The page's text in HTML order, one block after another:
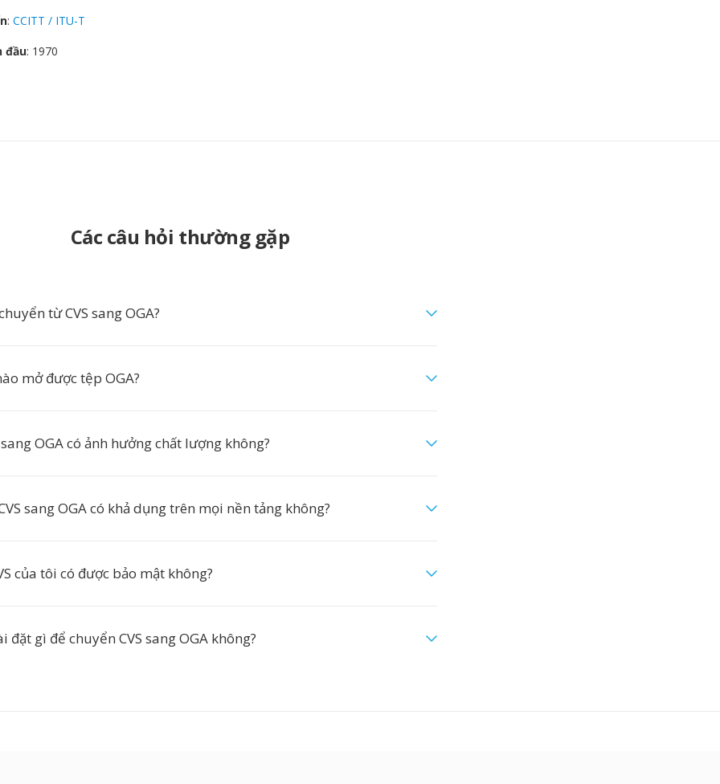
: CCITT / ITU-T
đầu: 1970
Các câu hỏi thường gặp
từ CVS sang OGA?
mở được tệp OGA?
sang OGA có ảnh hưởng chất lượng không?
sang OGA có khả dụng trên mọi nền tảng không?
của tôi có được bảo mật không?
đặt gì để chuyển CVS sang OGA không?